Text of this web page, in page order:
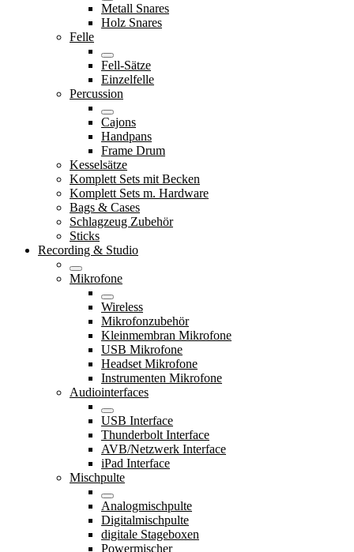
Metall Snares
Holz Snares
Felle
Fell-Sätze
Einzelfelle
Percussion
Cajons
Handpans
Frame Drum
Kesselsätze
Komplett Sets mit Becken
Komplett Sets m. Hardware
Bags & Cases
Schlagzeug Zubehör
Sticks
Recording & Studio
Mikrofone
Wireless
Mikrofonzubehör
Kleinmembran Mikrofone
USB Mikrofone
Headset Mikrofone
Instrumenten Mikrofone
Audiointerfaces
USB Interface
Thunderbolt Interface
AVB/Netzwerk Interface
iPad Interface
Mischpulte
Analogmischpulte
Digitalmischpulte
digitale Stageboxen
Powermischer